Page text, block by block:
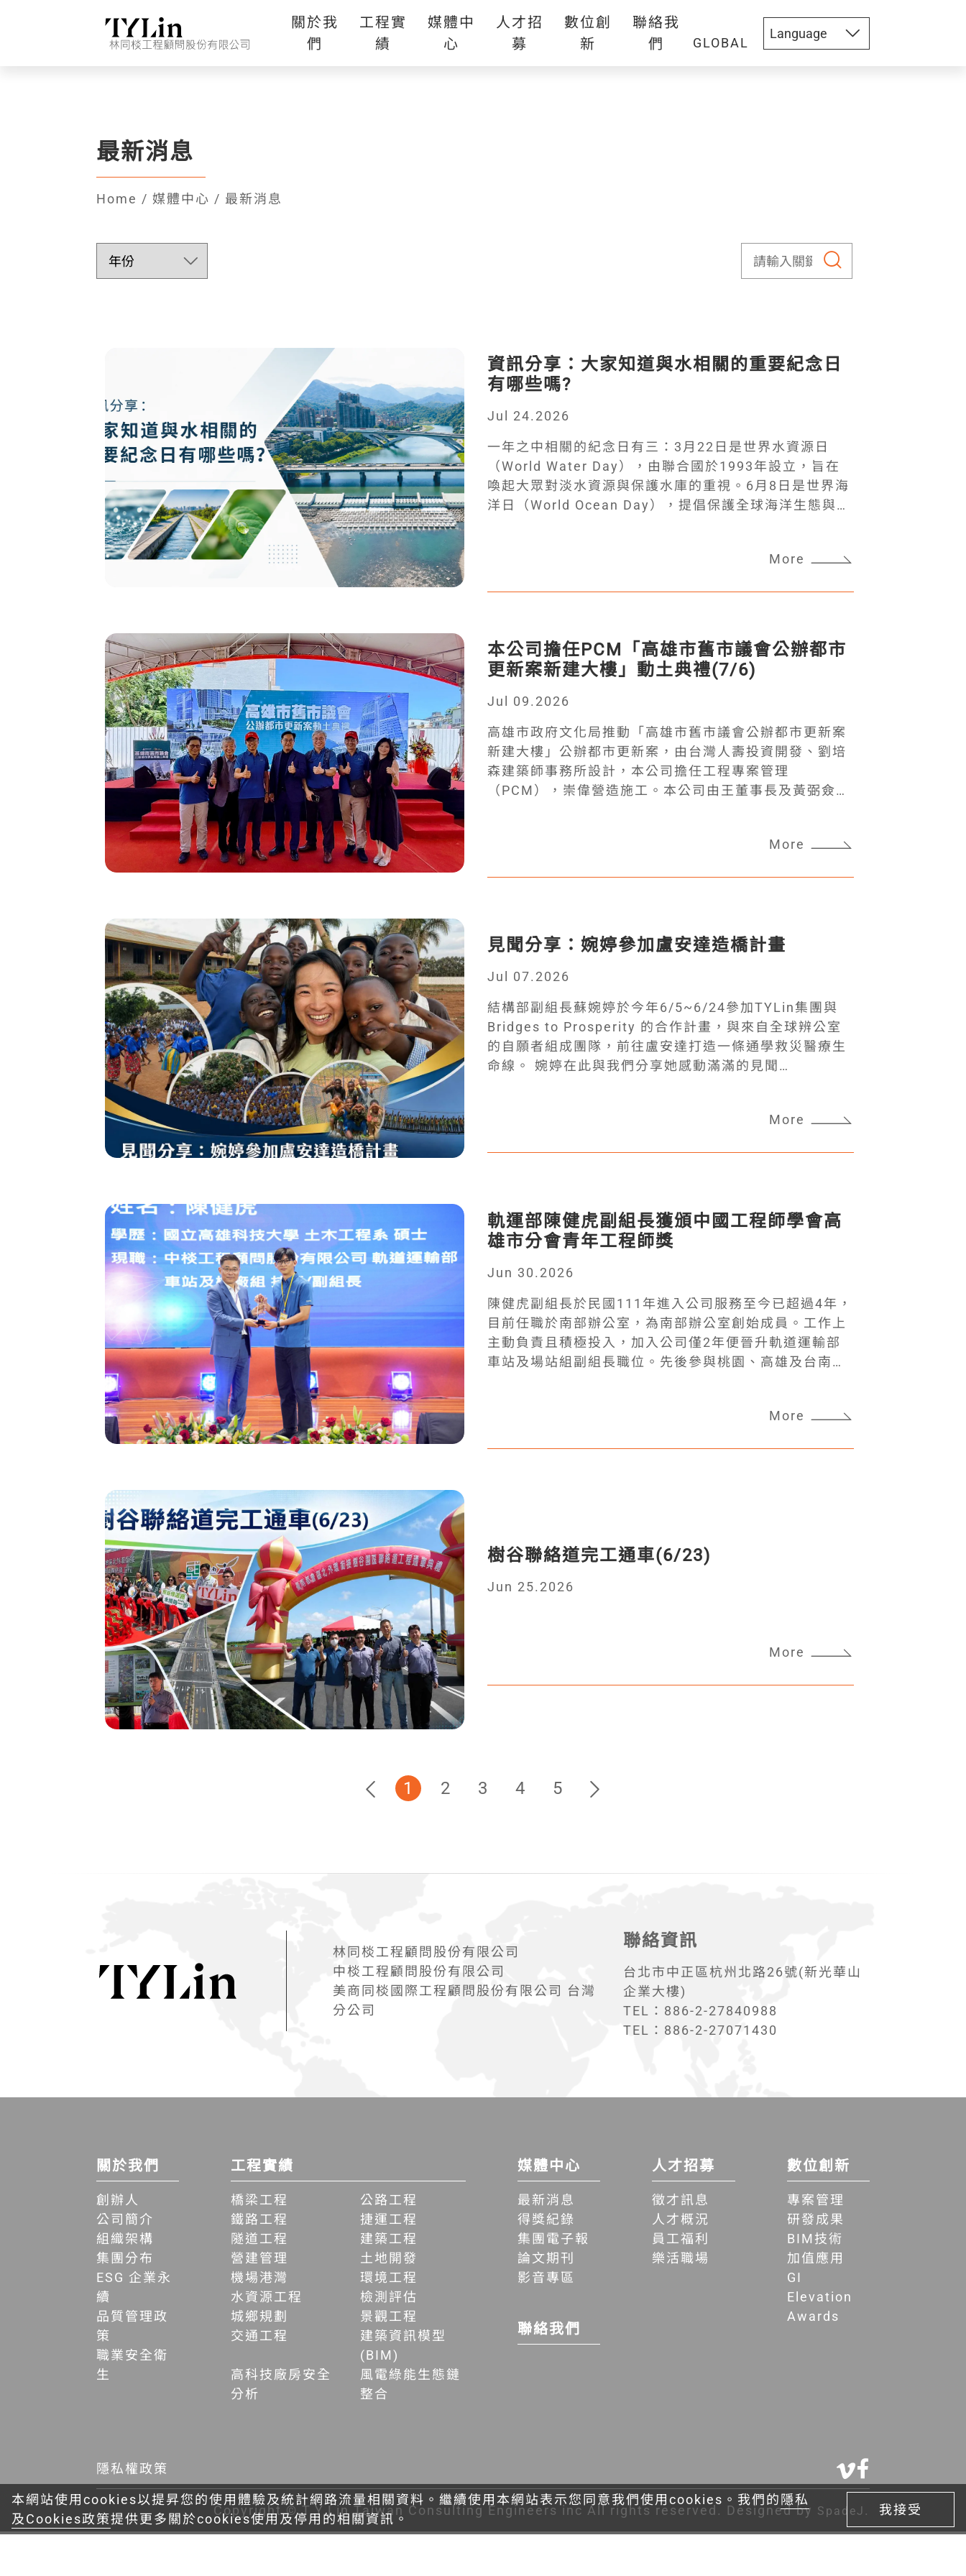
關於我
們
工程實
績
媒體中
心
人才招
募
數位創
新
聯絡我
們
GLOBAL
最新消息
Home / 媒體中心 / 最新消息
資訊分享：大家知道與水相關的重要紀念日
有哪些嗎?
Jul 24.2026
一年之中相關的紀念日有三：3月22日是世界水資源日
（World Water Day），由聯合國於1993年設立，旨在
喚起大眾對淡水資源與保護水庫的重視。6月8日是世界海
洋日（World Ocean Day），提倡保護全球海洋生態與魚
水質。 現今水資源環境議題日益嚴峻，台灣TYLin特別整
新店溪河海洄游廊道的生態保育價值，也將藉由設置地下
疏洪箱涵強化防洪、截流污水、改善臭味，將貴子坑溪沿
岸打造成為兼具防洪、生態與休憩的水岸綠廊宜居環境，
持續參與永續水資源管理的推動。 在集團資源部分，
施工程顧問公司，長期被《工程新聞紀錄》（ENR）評為
全美前 25 大廢水處理與環境設計公司之一，在2022年加
入TYL集團，2024年正式以TYLin的名義運營，整併後的
團隊能夠透過協同合作滿足各領域客戶的需求，利用全球
我們在新加坡海水淡化廠的實績介紹
More
本公司擔任PCM「高雄市舊市議會公辦都市
更新案新建大樓」動土典禮(7/6)
Jul 09.2026
高雄市政府文化局推動「高雄市舊市議會公辦都市更新案
新建大樓」公辦都市更新案，由台灣人壽投資開發、劉培
森建築師事務所設計，本公司擔任工程專案管理
（PCM），崇偉營造施工。本公司由王董事長及黃弼僉資
26層、地下4層商辦大樓，總樓地板面積約26,593坪。 本
能。 讓我們一起看看高雄市政府怎麼說：
n=3A379BB94CA5F12D&ss=4E98D53D04E37D56
More
見聞分享：婉婷參加盧安達造橋計畫
Jul 07.2026
結構部副組長蘇婉婷於今年6/5~6/24參加TYLin集團與
Bridges to Prosperity 的合作計畫，與來自全球辨公室
的自願者組成團隊，前往盧安達打造一條通學救災醫療生
命線。 婉婷在此與我們分享她感動滿滿的見聞
忌。然而，經歷兩次轉機、飛越半個地球抵達盧安達後，
電時的「夜光晚餐」，或停水時用最少的水洗去疲憊。這
種打破既有習慣的緊密相處，反而拉近彼此的心，也建立
說是擔任帶領的角色，到了現地，除了團隊成員間的工程
討論外，更多的是向當地居民學習。我們的專業是數據及
圖說，而他們則擅長實際應用，不論是操作工具或施工安
全，經常主動提醒。在這裡蓋橋不是靠大型機具，而是在
有限的資源下因地制宜。很多時候，工地的交流超越語言
關，大家會開心擊掌唱歌。那種不分你我的純粹快樂，成
我們拜訪當地學校，收到孩子們熱情的掌聲與精采的表演
TYLin的一份子真的無比驕傲。 【完美竣工與不捨告別】
最後一天，見到居民們小心翼翼或興高采烈地通過安全通
道，並向團隊表達感謝時，眼眶濕濕的，既開心又感動。
意義的計畫，就像鞋子上洗不掉的紅土一樣，那片土地留
More
軌運部陳健虎副組長獲頒中國工程師學會高
雄市分會青年工程師獎
Jun 30.2026
陳健虎副組長於民國111年進入公司服務至今已超過4年，
目前任職於南部辦公室，為南部辦公室創始成員。工作上
主動負責且積極投入，加入公司僅2年便晉升軌道運輸部
車站及場站組副組長職位。先後參與桃園、高雄及台南等
業領域之專長，表現優異。陳健虎副總長身兼土木及結構
國工程師學會頒獎典禮已於6月5於中鋼大禮堂舉行，再次
More
樹谷聯絡道完工通車(6/23)
Jun 25.2026
More
1 2 3 4 5
林同棪工程顧問股份有限公司
中棪工程顧問股份有限公司
美商同棪國際工程顧問股份有限公司 台灣
分公司
聯絡資訊
台北市中正區杭州北路26號(新光華山
企業大樓)
TEL：886-2-27840988
TEL：886-2-27071430
關於我們
創辦人
公司簡介
組織架構
集團分布
ESG 企業永
續
品質管理政
策
職業安全衛
生
工程實績
橋梁工程
公路工程
鐵路工程
捷運工程
隧道工程
建築工程
營建管理
土地開發
機場港灣
環境工程
水資源工程
檢測評估
城鄉規劃
景觀工程
交通工程
建築資訊模型
(BIM)
高科技廠房安全
分析
風電綠能生態鏈
整合
媒體中心
最新消息
得獎紀錄
集團電子報
論文期刊
影音專區
聯絡我們
人才招募
徵才訊息
人才概況
員工福利
樂活職場
數位創新
專案管理
研發成果
BIM技術
加值應用
GI
Elevation
Awards
隱私權政策
Copyright © T.Y.Lin Taiwan Consulting Engineers inc All rights reserved. Designed by SpadeJ .
本網站使用cookies以提昇您的使用體驗及統計網路流量相關資料。繼續使用本網站表示您同意我們使用cookies。我們的 隱私
及Cookies政策提供更多關於cookies使用及停用的相關資訊。
我接受